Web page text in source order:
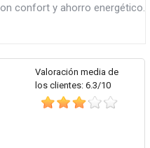
confort y ahorro energético.
Valoración media de
los clientes: 6.3/10